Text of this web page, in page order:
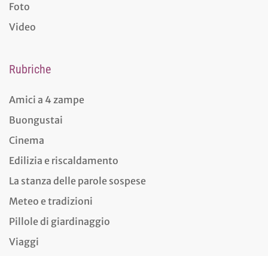
Foto
Video
Rubriche
Amici a 4 zampe
Buongustai
Cinema
Edilizia e riscaldamento
La stanza delle parole sospese
Meteo e tradizioni
Pillole di giardinaggio
Viaggi